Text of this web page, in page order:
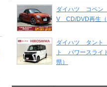
ダイハツ コペ
V CD/DVD再生（
ダイハツ タント
ト パワースライ
県）